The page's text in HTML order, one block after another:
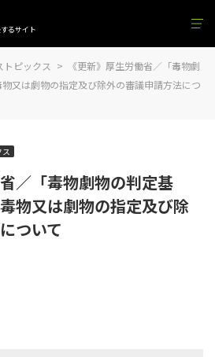
るサイト
トピックス
《更新》厚生労働省／「毒物劇
又は劇物の指定及び除外の審議申請方法につ
／「毒物劇物の判定基
物又は劇物の指定及び除
ついて